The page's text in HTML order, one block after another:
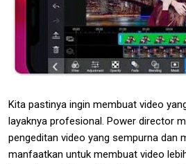
Kita pastinya ingin membuat video
layaknya profesional. Power director
pengeditan video yang sempurna dan
manfaatkan untuk membuat video